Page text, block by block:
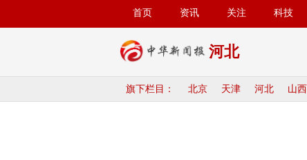
首页 资讯 关注 科技
河北
旗下栏目： 北京 天津 河北 山西